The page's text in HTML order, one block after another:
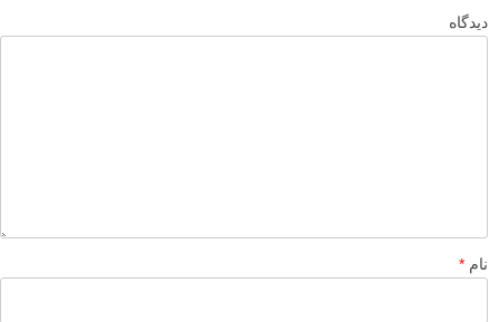
دیدگاه
نام *